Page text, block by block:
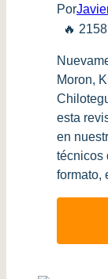
Por
🔥
Moron,
esta
en
técnicos
formato,